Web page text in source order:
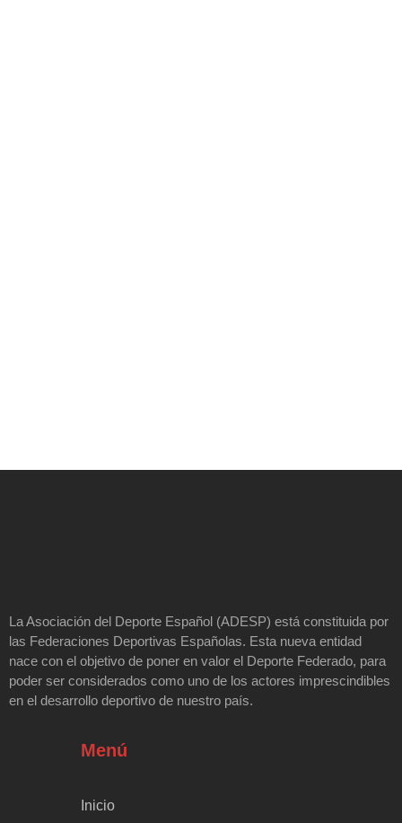
La Asociación del Deporte Español (ADESP) está constituida por
las Federaciones Deportivas Españolas. Esta nueva entidad
nace con el objetivo de poner en valor el Deporte Federado, para
poder ser considerados como uno de los actores imprescindibles
en el desarrollo deportivo de nuestro país.
Menú
Inicio